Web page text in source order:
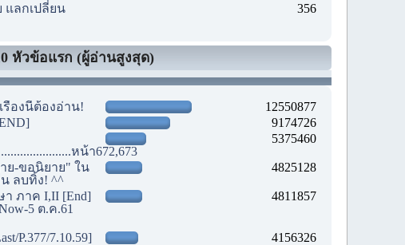
แลกเปลี่ยน
356
หัวข้อแรก (ผู้อ่านสูงสุด)
รื่องนี้ต้องอ่าน!
12550877
9174726
หน้า672,673
5375460
ย-ขอนิยาย" ใน
ลบทิ้ง! ^^
4825128
า ภาค I,II [End]
5 ต.ค.61
4811857
P.377/7.10.59]
4156326